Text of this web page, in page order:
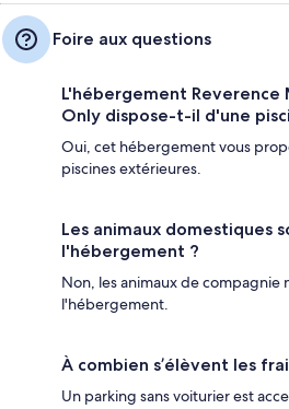
Foire aux questions
L'hébergement
Only dispose-t-il d'une
Oui, cet hébergement vous
piscines extérieures.
Les animaux domestiques
l'hébergement ?
Non, les animaux de compagnie
l'hébergement.
À combien s’élèvent les
Un parking sans voiturier est